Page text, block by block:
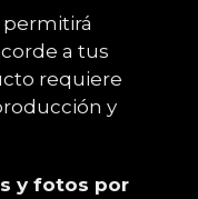
a tus
requiere
y
y fotos por